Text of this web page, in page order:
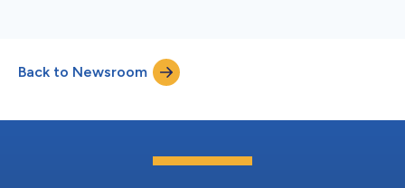
Back to Newsroom